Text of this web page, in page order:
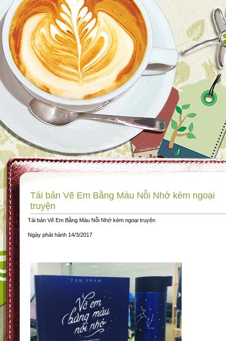
Tái bản Vẽ Em Bằng Màu Nỗi Nhớ kèm ngoại
truyện
Tái bản Vẽ Em Bằng Màu Nỗi Nhớ kèm ngoại truyện
Ngày phát hành 14/3/2017